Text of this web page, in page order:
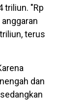
triliun. "Rp
terus
dan